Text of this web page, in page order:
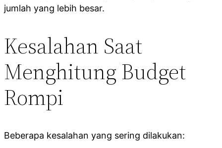
jumlah yang lebih besar.
Kesalahan Saat
Menghitung Budget
Rompi
Beberapa kesalahan yang sering dilakukan: